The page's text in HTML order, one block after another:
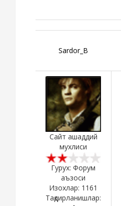
Sardor_B
Сайт ашаддий
мухлиси
Гурух: Форум
аъзоси
Изохлар: 1161
Тақдирланишлар: